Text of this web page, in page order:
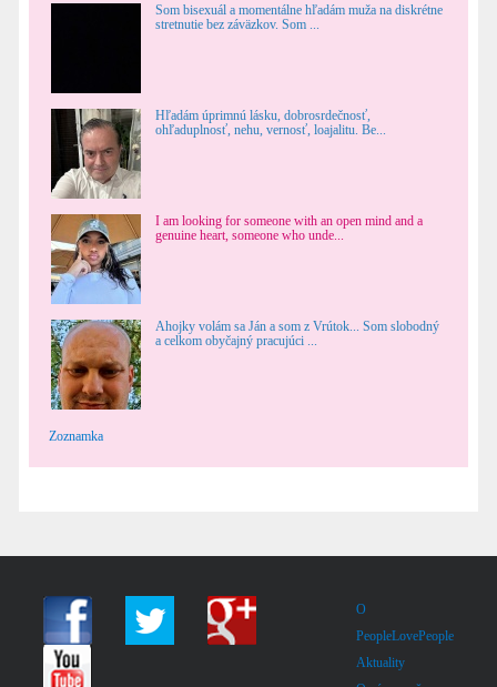
Som bisexuál a momentálne hľadám muža na diskrétne
stretnutie bez záväzkov. Som ...
Hľadám úprimnú lásku, dobrosrdečnosť,
ohľaduplnosť, nehu, vernosť, loajalitu. Be...
I am looking for someone with an open mind and a
genuine heart, someone who unde...
Ahojky volám sa Ján a som z Vrútok... Som slobodný
a celkom obyčajný pracujúci ...
Zoznamka
O
PeopleLovePeople
Aktuality